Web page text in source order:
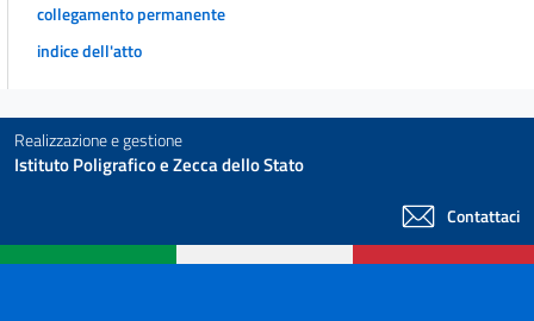
collegamento permanente
indice dell'atto
Realizzazione e gestione
Istituto Poligrafico e Zecca dello Stato
Contattaci